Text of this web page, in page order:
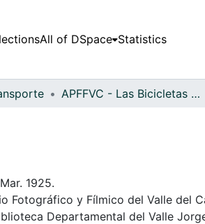
All of DSpace Statistics
APFFVC - Las Bicicletas y Ca - Patrimonial
1925.
Fotográfico y Fílmico del Valle del
Departamental del Valle